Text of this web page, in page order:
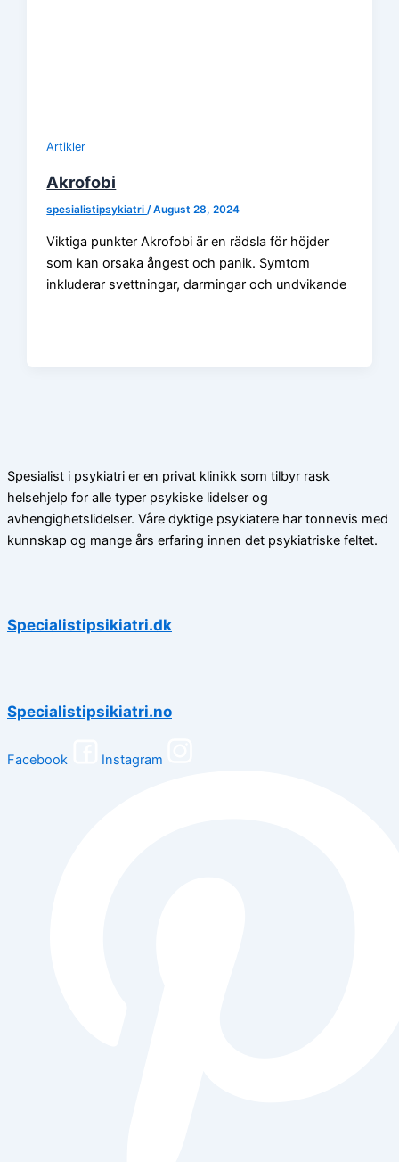
Artikler
Akrofobi
spesialistipsykiatri/August 28, 2024
Viktiga punkter Akrofobi är en rädsla för höjder
som kan orsaka ångest och panik. Symtom
inkluderar svettningar, darrningar och undvikande
Spesialist i psykiatri er en privat klinikk som tilbyr rask
helsehjelp for alle typer psykiske lidelser og
avhengighetslidelser. Våre dyktige psykiatere har tonnevis med
kunnskap og mange års erfaring innen det psykiatriske feltet.
Specialistipsikiatri.dk
Specialistipsikiatri.no
Facebook Instagram